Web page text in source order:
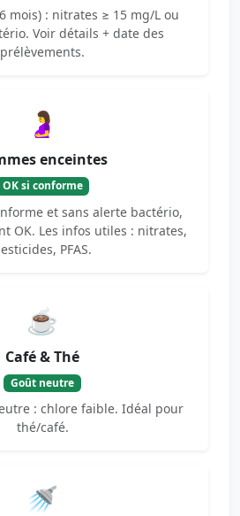
mois) : nitrates ≥ 15 mg/L ou
Voir détails + date des
prélèvements.
🤰
enceintes
OK si conforme
et sans alerte bactério,
OK. Les infos utiles : nitrates,
PFAS.
☕
Café & Thé
Goût neutre
: chlore faible. Idéal pour
thé/café.
🚿